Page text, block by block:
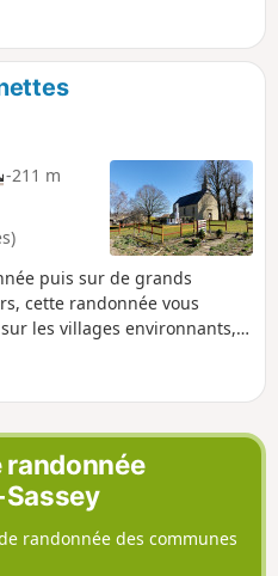
-211 m
puis sur de grands
cette randonnée vous
les villages environnants,
de Bulson.
randonnée
randonnée des communes